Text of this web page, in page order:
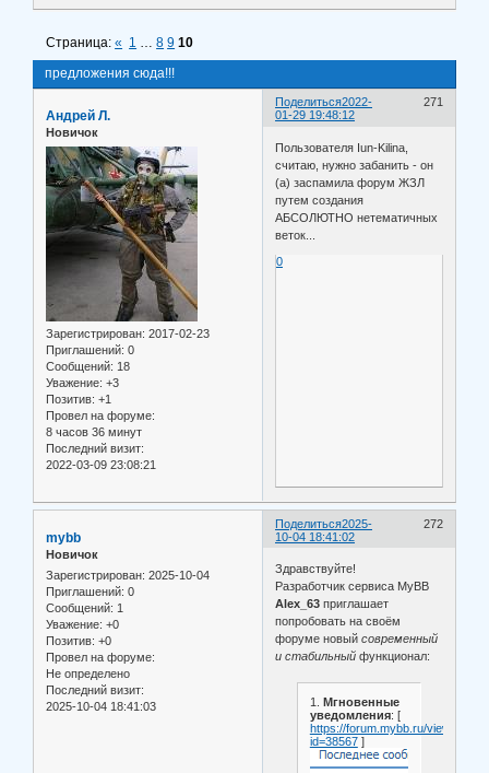
предложения сюда!!!
Страница:« 1 … 8 9 10
Поделиться 271
2022-
01-29 19:48:12
Андрей Л.
Новичок
Зарегистрирован: 2017-02-23
Приглашений: 0
Сообщений: 18
Уважение: +3
Позитив: +1
Провел на форуме:
8 часов 36 минут
Последний визит:
2022-03-09 23:08:21
Пользователя Iun-Kilina,
считаю, нужно забанить - он
(а) заспамила форум ЖЗЛ
путем создания
АБСОЛЮТНО нетематичных
веток...
0
Поделиться 272
2025-
10-04 18:41:02
mybb
Новичок
Зарегистрирован: 2025-10-04
Приглашений: 0
Сообщений: 1
Уважение: +0
Позитив: +0
Провел на форуме:
Не определено
Последний визит:
2025-10-04 18:41:03
Здравствуйте!
Разработчик сервиса MyBB
Alex_63 приглашает
попробовать на своём
форуме новыйсовременный
и стабильный функционал:
1. Мгновенные
уведомления: [
https://forum.mybb.ru/
id=38567]